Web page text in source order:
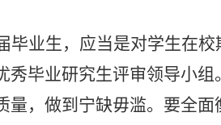
毕业生，应当是对学生在
秀毕业研究生评审领导小
量，做到宁缺毋滥。要全